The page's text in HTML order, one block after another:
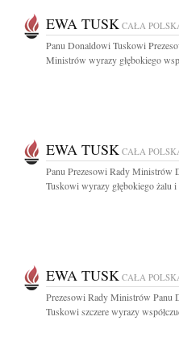
EWA TUSK CAŁA
Panu Donaldowi Tuskowi
Ministrów wyrazy głębokiego
EWA TUSK CAŁA
Panu Prezesowi Rady Ministrów
Tuskowi wyrazy głębokiego żalu i
EWA TUSK CAŁA
Prezesowi Rady Ministrów Panu
Tuskowi szczere wyrazy